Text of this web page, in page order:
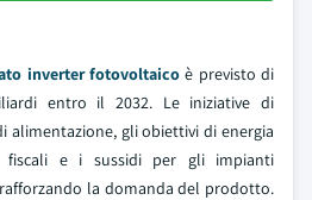
inverter fotovoltaicoè previsto di
entro il 2032. Le iniziative di
alimentazione, gli obiettivi di energia
fiscali e i sussidi per gli impianti
la domanda del prodotto.